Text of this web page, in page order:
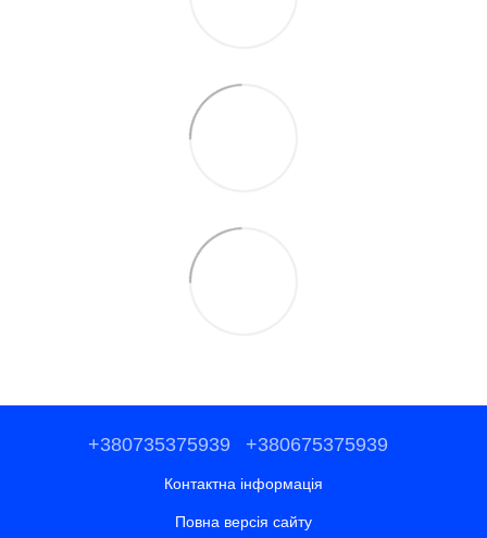
+380735375939 +380675375939
Контактна інформація
Повна версія сайту